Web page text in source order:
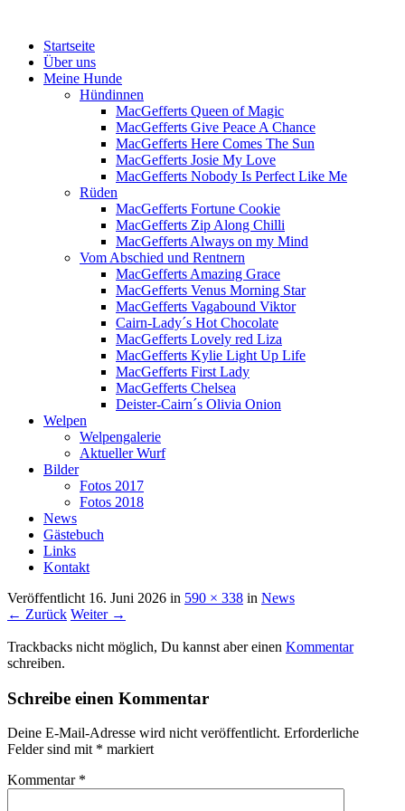
Menü
Zum
Inhalt
springen
Startseite
Über uns
Meine Hunde
Hündinnen
MacGefferts Queen of Magic
MacGefferts Give Peace A Chance
MacGefferts Here Comes The Sun
MacGefferts Josie My Love
MacGefferts Nobody Is Perfect Like Me
Rüden
MacGefferts Fortune Cookie
MacGefferts Zip Along Chilli
MacGefferts Always on my Mind
Vom Abschied und Rentnern
MacGefferts Amazing Grace
MacGefferts Venus Morning Star
MacGefferts Vagabound Viktor
Cairn-Lady´s Hot Chocolate
MacGefferts Lovely red Liza
MacGefferts Kylie Light Up Life
MacGefferts First Lady
MacGefferts Chelsea
Deister-Cairn´s Olivia Onion
Welpen
Welpengalerie
Aktueller Wurf
Bilder
Fotos 2017
Fotos 2018
News
Gästebuch
Links
Kontakt
Veröffentlicht 16. Juni 2026 in 590 × 338 in News
← Zurück Weiter →
Trackbacks nicht möglich, Du kannst aber einen Kommentar
schreiben.
Schreibe einen Kommentar
Deine E-Mail-Adresse wird nicht veröffentlicht. Erforderliche
Felder sind mit * markiert
Kommentar *